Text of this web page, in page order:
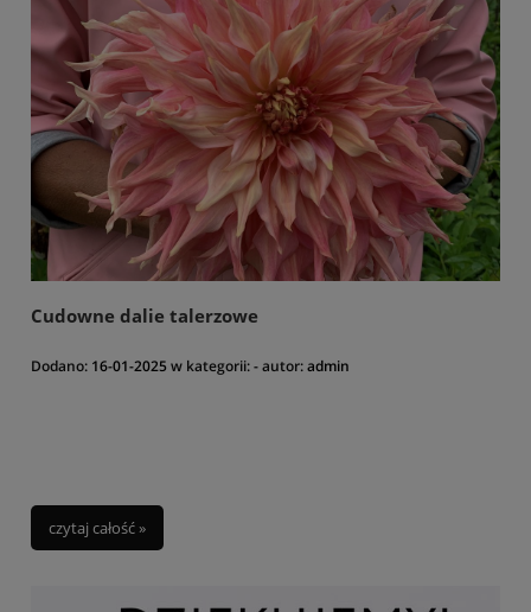
Cudowne dalie talerzowe
Dodano: 16-01-2025 w kategorii:-autor:admin
czytaj całość »